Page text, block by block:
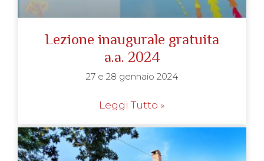
Lezione inaugurale gratuita
a.a. 2024
27 e 28 gennaio 2024
Leggi Tutto »